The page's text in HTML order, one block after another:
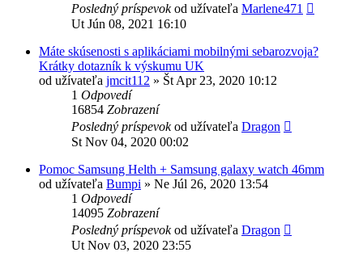
Posledný príspevokod užívateľa Marlene471
Ut Jún 08, 2021 16:10
Máte skúsenosti s aplikáciami mobilnými sebarozvoja?
Krátky dotazník k výskumu UK
od užívateľa jmcit112 » Št Apr 23, 2020 10:12
1 Odpovedí
16854 Zobrazení
Posledný príspevokod užívateľa Dragon
St Nov 04, 2020 00:02
Pomoc Samsung Helth + Samsung galaxy watch 46mm
od užívateľa Bumpi » Ne Júl 26, 2020 13:54
1 Odpovedí
14095 Zobrazení
Posledný príspevokod užívateľa Dragon
Ut Nov 03, 2020 23:55